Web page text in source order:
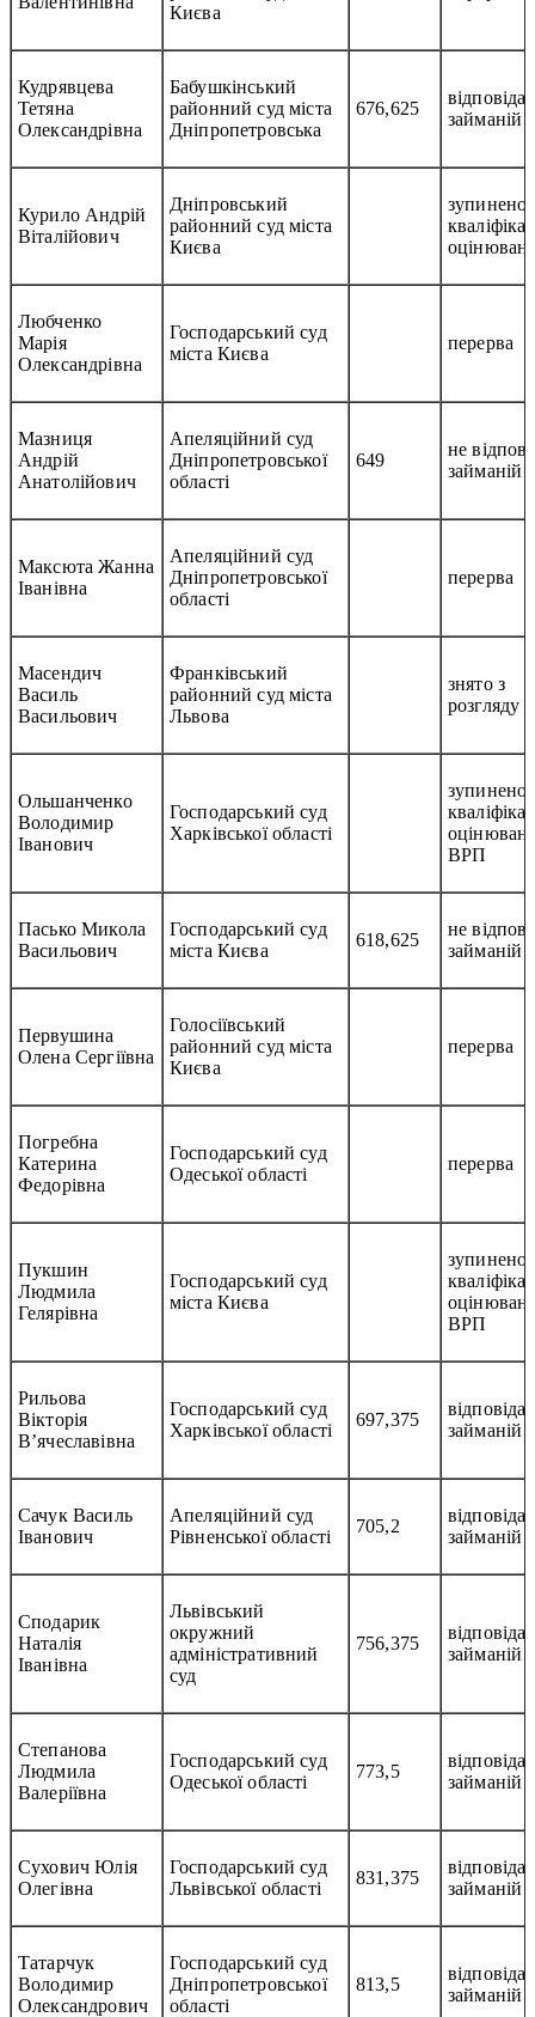
Києва
Кудрявцева
Тетяна
Олександрівна
Бабушкінський
районний суд міста
Дніпропетровська
676,625
відповідає
займаній
Курило Андрій
Віталійович
Дніпровський
районний суд міста
Києва
зупинено
Любченко
Марія
Олександрівна
Господарський суд
міста Києва
перерва
Мазниця
Андрій
Анатолійович
Апеляційний суд
Дніпропетровської
області
649
не
займаній
Максюта Жанна
Іванівна
Апеляційний суд
Дніпропетровської
області
перерва
Масендич
Василь
Васильович
Франківський
районний суд міста
Львова
знято з
розгляду
Ольшанченко
Володимир
Іванович
Господарський суд
Харківської області
зупинено
ВРП
Пасько Микола
Васильович
Господарський суд
міста Києва
618,625
не
займаній
Первушина
Олена Сергіївна
Голосіївський
районний суд міста
Києва
перерва
Погребна
Катерина
Федорівна
Господарський суд
Одеської області
перерва
Пукшин
Людмила
Гелярівна
Господарський суд
міста Києва
зупинено
ВРП
Рильова
Вікторія
В’ячеславівна
Господарський суд
Харківської області
697,375
відповідає
займаній
Сачук Василь
Іванович
Апеляційний суд
Рівненської області
705,2
відповідає
займаній
Сподарик
Наталія
Іванівна
Львівський
окружний
адміністративний
суд
756,375
відповідає
займаній
Степанова
Людмила
Валеріївна
Господарський суд
Одеської області
773,5
відповідає
займаній
Сухович Юлія
Олегівна
Господарський суд
Львівської області
831,375
відповідає
займаній
Татарчук
Володимир
Олександрович
Господарський суд
Дніпропетровської
області
813,5
відповідає
займаній